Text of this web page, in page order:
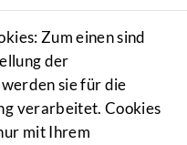
Zum einen sind
der
sie für die
verarbeitet. Cookies
mit Ihrem